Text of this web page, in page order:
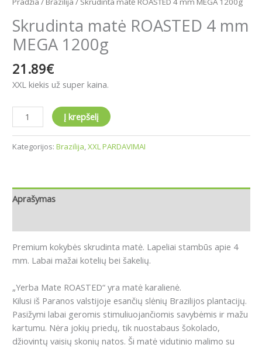
Skrudinta matė ROASTED 4 mm
MEGA 1200g
21.89€
XXL kiekis už super kaina.
Į krepšelį
Kategorijos: Brazilija,XXL PARDAVIMAI
Aprašymas
Premium kokybės skrudinta matė. Lapeliai stambūs apie 4
mm. Labai mažai kotelių bei šakelių.
„Yerba Mate ROASTED“ yra matė karalienė.
Kilusi iš Paranos valstijoje esančių slėnių Brazilijos plantacijų.
Pasižymi labai geromis stimuliuojančiomis savybėmis ir mažu
kartumu. Nėra jokių priedų, tik nuostabaus šokolado,
džiovintų vaisių skonių natos. Ši matė vidutinio malimo su